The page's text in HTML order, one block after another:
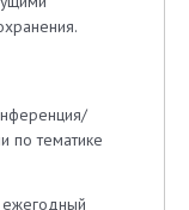
по тематике
ежегодный